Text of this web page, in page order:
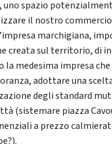
uno spazio
il nostro
marchigiana,
creata sul territorio, di
la medesima impresa
adottare una
degli standard
(sistemare piazza
a prezzo